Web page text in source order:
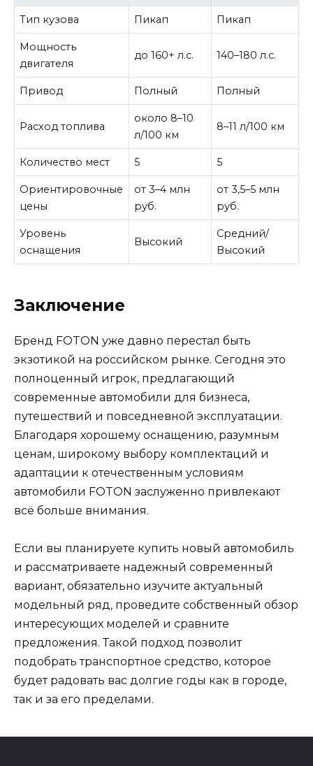
Тип кузова Пикап Пикап
Мощность
двигателя
до 160+ л.с. 140–180 л.с.
Привод Полный Полный
Расход топлива
около 8–10
л/100 км
8–11 л/100 км
Количество мест 5 5
Ориентировочные
цены
от 3–4 млн
руб.
от 3,5–5 млн
руб.
Уровень
оснащения
Высокий
Средний/
Высокий
Заключение
Бренд FOTON уже давно перестал быть
экзотикой на российском рынке. Сегодня это
полноценный игрок, предлагающий
современные автомобили для бизнеса,
путешествий и повседневной эксплуатации.
Благодаря хорошему оснащению, разумным
ценам, широкому выбору комплектаций и
адаптации к отечественным условиям
автомобили FOTON заслуженно привлекают
всё больше внимания.
Если вы планируете купить новый автомобиль
и рассматриваете надежный современный
вариант, обязательно изучите актуальный
модельный ряд, проведите собственный обзор
интересующих моделей и сравните
предложения. Такой подход позволит
подобрать транспортное средство, которое
будет радовать вас долгие годы как в городе,
так и за его пределами.